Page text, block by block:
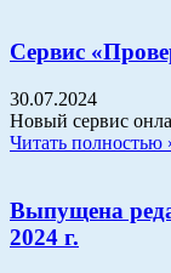
Сервис
30.07.2024
Новый сервис
Читать полностью
Выпущена
2024 г.